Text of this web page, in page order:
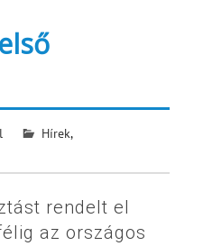
Hírek,
rendelt el
az országos